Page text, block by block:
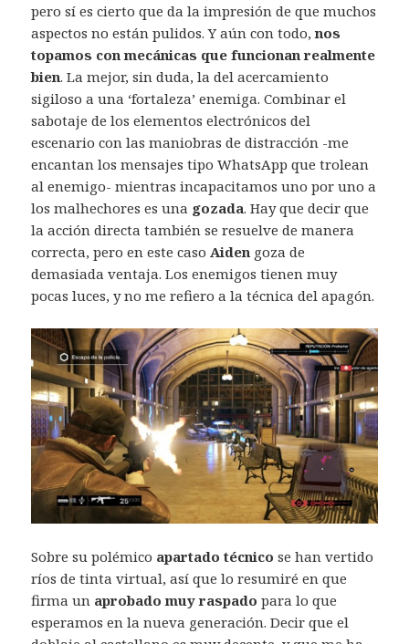
pero sí es cierto que da la impresión de que muchos
aspectos no están pulidos. Y aún con todo, nos
topamos con mecánicas que funcionan realmente
bien. La mejor, sin duda, la del acercamiento
sigiloso a una ‘fortaleza’ enemiga. Combinar el
sabotaje de los elementos electrónicos del
escenario con las maniobras de distracción -me
encantan los mensajes tipo WhatsApp que trolean
al enemigo- mientras incapacitamos uno por uno a
los malhechores es una gozada. Hay que decir que
la acción directa también se resuelve de manera
correcta, pero en este casoAiden goza de
demasiada ventaja. Los enemigos tienen muy
pocas luces, y no me refiero a la técnica del apagón.
Sobre su polémico apartado técnico se han vertido
ríos de tinta virtual, así que lo resumiré en que
firma un aprobado muy raspado para lo que
esperamos en la nueva generación. Decir que el